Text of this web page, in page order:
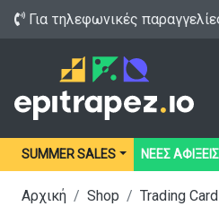
Για τηλεφωνικές
SUMMER SALES ΝΕΕΣ ΑΦΙΞΕΙΣ
Αρχική Shop Trading